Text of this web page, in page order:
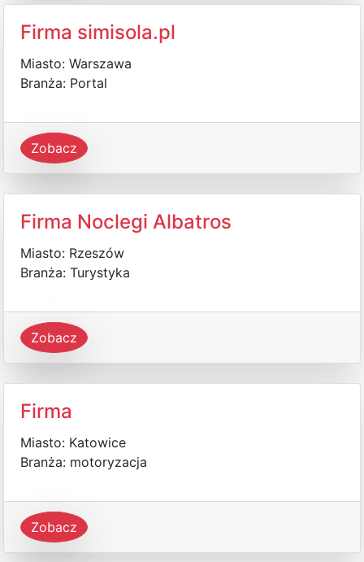
Firma simisola.pl
Miasto: Warszawa
Branża: Portal
Zobacz
Firma Noclegi Albatros
Miasto: Rzeszów
Branża: Turystyka
Zobacz
Firma
Miasto: Katowice
Branża: motoryzacja
Zobacz